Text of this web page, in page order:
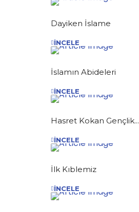
Dayiken İslame
İNCELE
İslamın Abideleri
İNCELE
Hasret Kokan Gençlik...
İNCELE
İlk Kıblemiz
İNCELE